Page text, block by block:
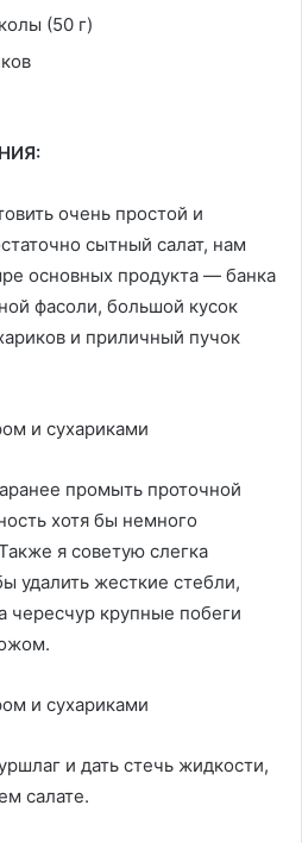
(50 г)
очень простой и
сытный салат, нам
основных продукта — банка
фасоли, большой кусок
и приличный пучок
промыть проточной
хотя бы немного
я советую слегка
удалить жесткие стебли,
чересчур крупные побеги
и дать стечь жидкости,
салате.